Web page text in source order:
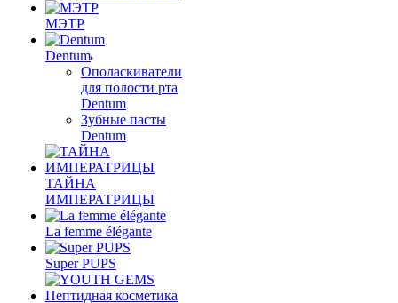
МЭТР
Dentum
Ополаскиватели
для полости рта
Dentum
Зубные пасты
Dentum
ТАЙНА
ИМПЕРАТРИЦЫ
La femme élégante
Super PUPS